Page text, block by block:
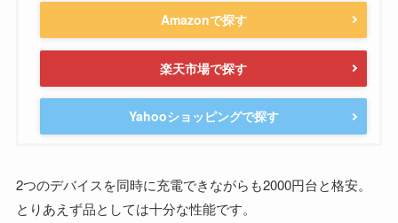
Amazonで探す
楽天市場で探す
Yahooショッピングで探す
2つのデバイスを同時に充電できながらも2000円台と格安。
とりあえず品としては十分な性能です。